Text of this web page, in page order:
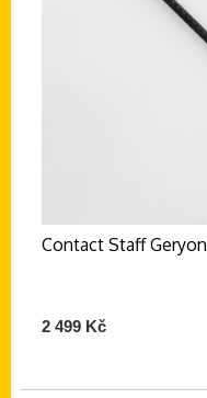
Contact Staff Geryon
2 499 Kč